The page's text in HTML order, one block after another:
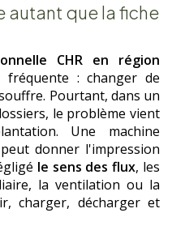
que la fiche
CHR en région
: changer de
Pourtant, dans un
le problème vient
Une machine
donner l'impression
le sens des flux, les
la ventilation ou la
charger, décharger et